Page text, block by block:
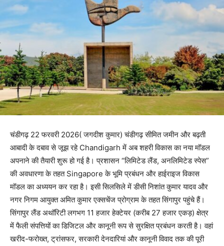
चंडीगढ़ 22 फरवरी 2026( जगदीश कुमार) चंडीगढ़ सीमित जमीन और बढ़ती
आबादी के दबाव से जूझ रहे Chandigarh में अब शहरी विकास का नया मॉडल
अपनाने की तैयारी शुरू हो गई है। प्रशासन “लिमिटेड लैंड, अनलिमिटेड स्पेस”
की अवधारणा के तहत Singapore के भूमि प्रबंधन और हाईराइज विकास
मॉडल का अध्ययन कर रहा है। इसी सिलसिले में डीसी निशांत कुमार यादव और
नगर निगम आयुक्त अमित कुमार एक्सचेंज प्रोग्राम के तहत सिंगापुर पहुंचे हैं।
सिंगापुर लैंड अथॉरिटी लगभग 11 हजार हेक्टेयर (करीब 27 हजार एकड़) क्षेत्र
में फैली संपत्तियों का डिजिटल और कानूनी रूप से सुरक्षित प्रबंधन करती है। वहां
खरीद-फरोख्त, ट्रांसफर, सरकारी देनदारियां और कानूनी विवाद तक की पूरी